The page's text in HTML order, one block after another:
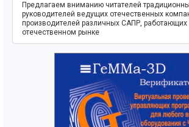
Предлагаем вниманию читателей
руководителей ведущих отечественных
производителей различных САПР, работающих
отечественном рынке